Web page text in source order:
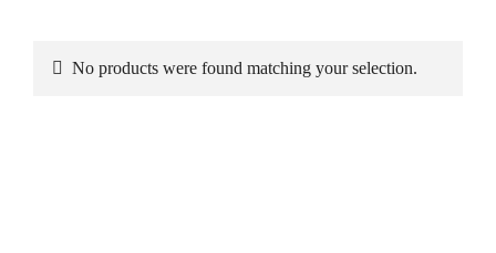
No products were found matching your selection.